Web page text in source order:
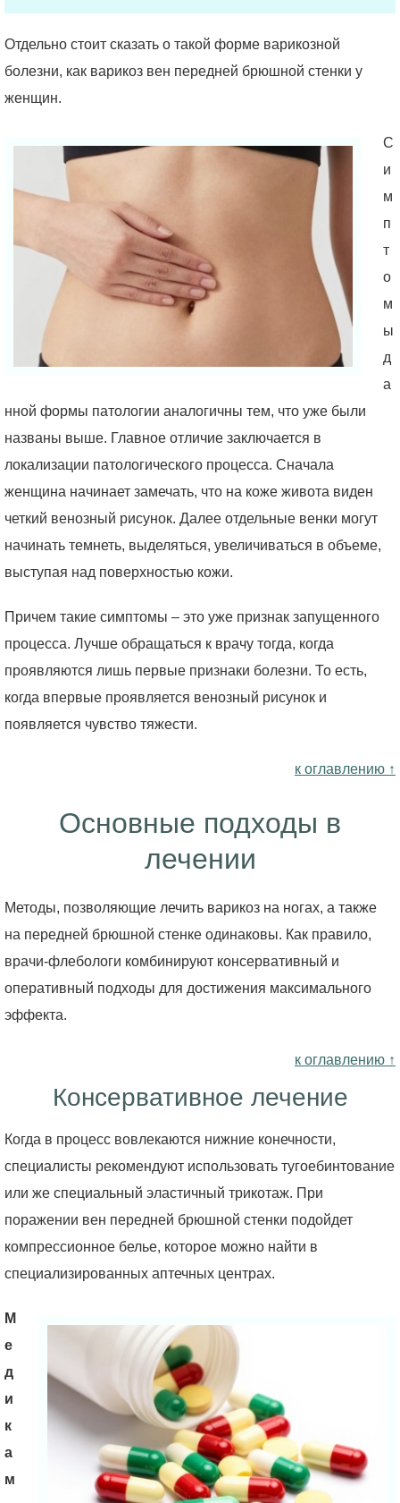
Отдельно стоит сказать о такой форме варикозной
болезни, как варикоз вен передней брюшной стенки у
женщин.
С
и
м
п
т
о
м
ы
д
а
нной формы патологии аналогичны тем, что уже были
названы выше. Главное отличие заключается в
локализации патологического процесса. Сначала
женщина начинает замечать, что на коже живота виден
четкий венозный рисунок. Далее отдельные венки могут
начинать темнеть, выделяться, увеличиваться в объеме,
выступая над поверхностью кожи.
Причем такие симптомы – это уже признак запущенного
процесса. Лучше обращаться к врачу тогда, когда
проявляются лишь первые признаки болезни. То есть,
когда впервые проявляется венозный рисунок и
появляется чувство тяжести.
к оглавлению ↑
Основные подходы в
лечении
Методы, позволяющие лечить варикоз на ногах, а также
на передней брюшной стенке одинаковы. Как правило,
врачи-флебологи комбинируют консервативный и
оперативный подходы для достижения максимального
эффекта.
к оглавлению ↑
Консервативное лечение
Когда в процесс вовлекаются нижние конечности,
специалисты рекомендуют использовать тугоебинтование
или же специальный эластичный трикотаж. При
поражении вен передней брюшной стенки подойдет
компрессионное белье, которое можно найти в
специализированных аптечных центрах.
М
е
д
и
к
а
м